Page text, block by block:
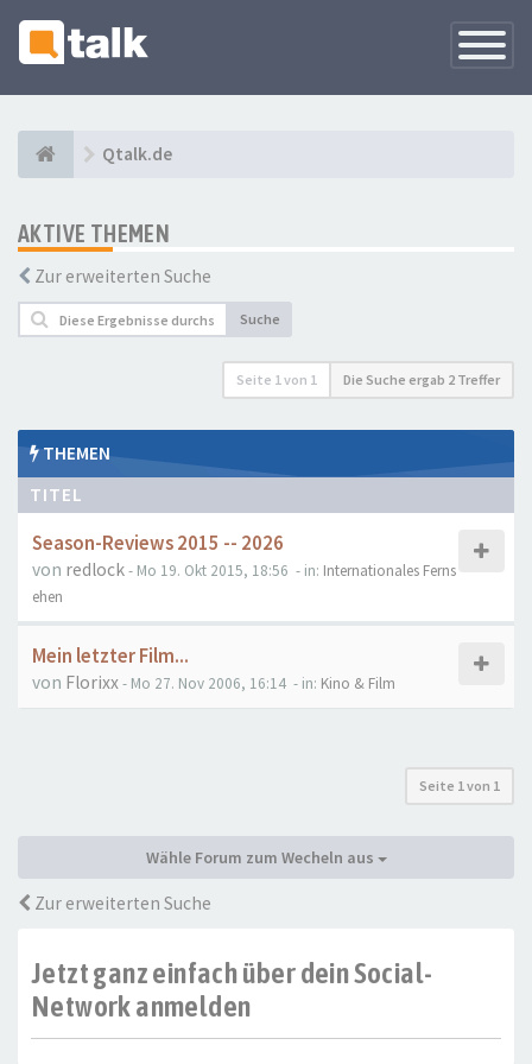
Qtalk.de
AKTIVE THEMEN
Zur erweiterten Suche
Suche
Seite 1von 1 Die Suche ergab 2 Treffer
THEMEN
TITEL
Season-Reviews 2015 -- 2026
von redlock- Mo 19. Okt 2015, 18:56 - in: Internationales Ferns
ehen
Mein letzter Film...
von Florixx- Mo 27. Nov 2006, 16:14 - in: Kino & Film
Seite 1von 1
Wähle Forum zum Wecheln aus
Zur erweiterten Suche
Jetzt ganz einfach über dein Social-
Network anmelden